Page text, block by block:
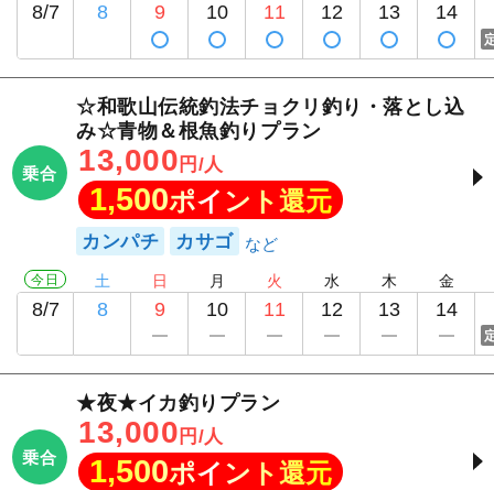
8/7 8 9 10 11 12 13 14
乗合
☆和歌山伝統釣法チョクリ釣り・落とし込
み☆青物＆根魚釣りプラン
13,000 円/人
1,500ポイント還元
カンパチ カサゴ
今日
8/7
土
8
日
9
月
10
火
11
水
12
木
13
金
14
乗合
★夜★イカ釣りプラン
13,000 円/人
1,500ポイント還元